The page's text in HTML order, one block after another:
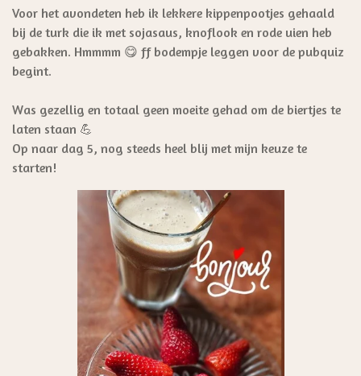
Voor het avondeten heb ik lekkere kippenpootjes gehaald
bij de turk die ik met sojasaus, knoflook en rode uien heb
gebakken. Hmmmm 😋 ff bodempje leggen voor de pubquiz
begint.
Was gezellig en totaal geen moeite gehad om de biertjes te
laten staan 💪
Op naar dag 5, nog steeds heel blij met mijn keuze te
starten!